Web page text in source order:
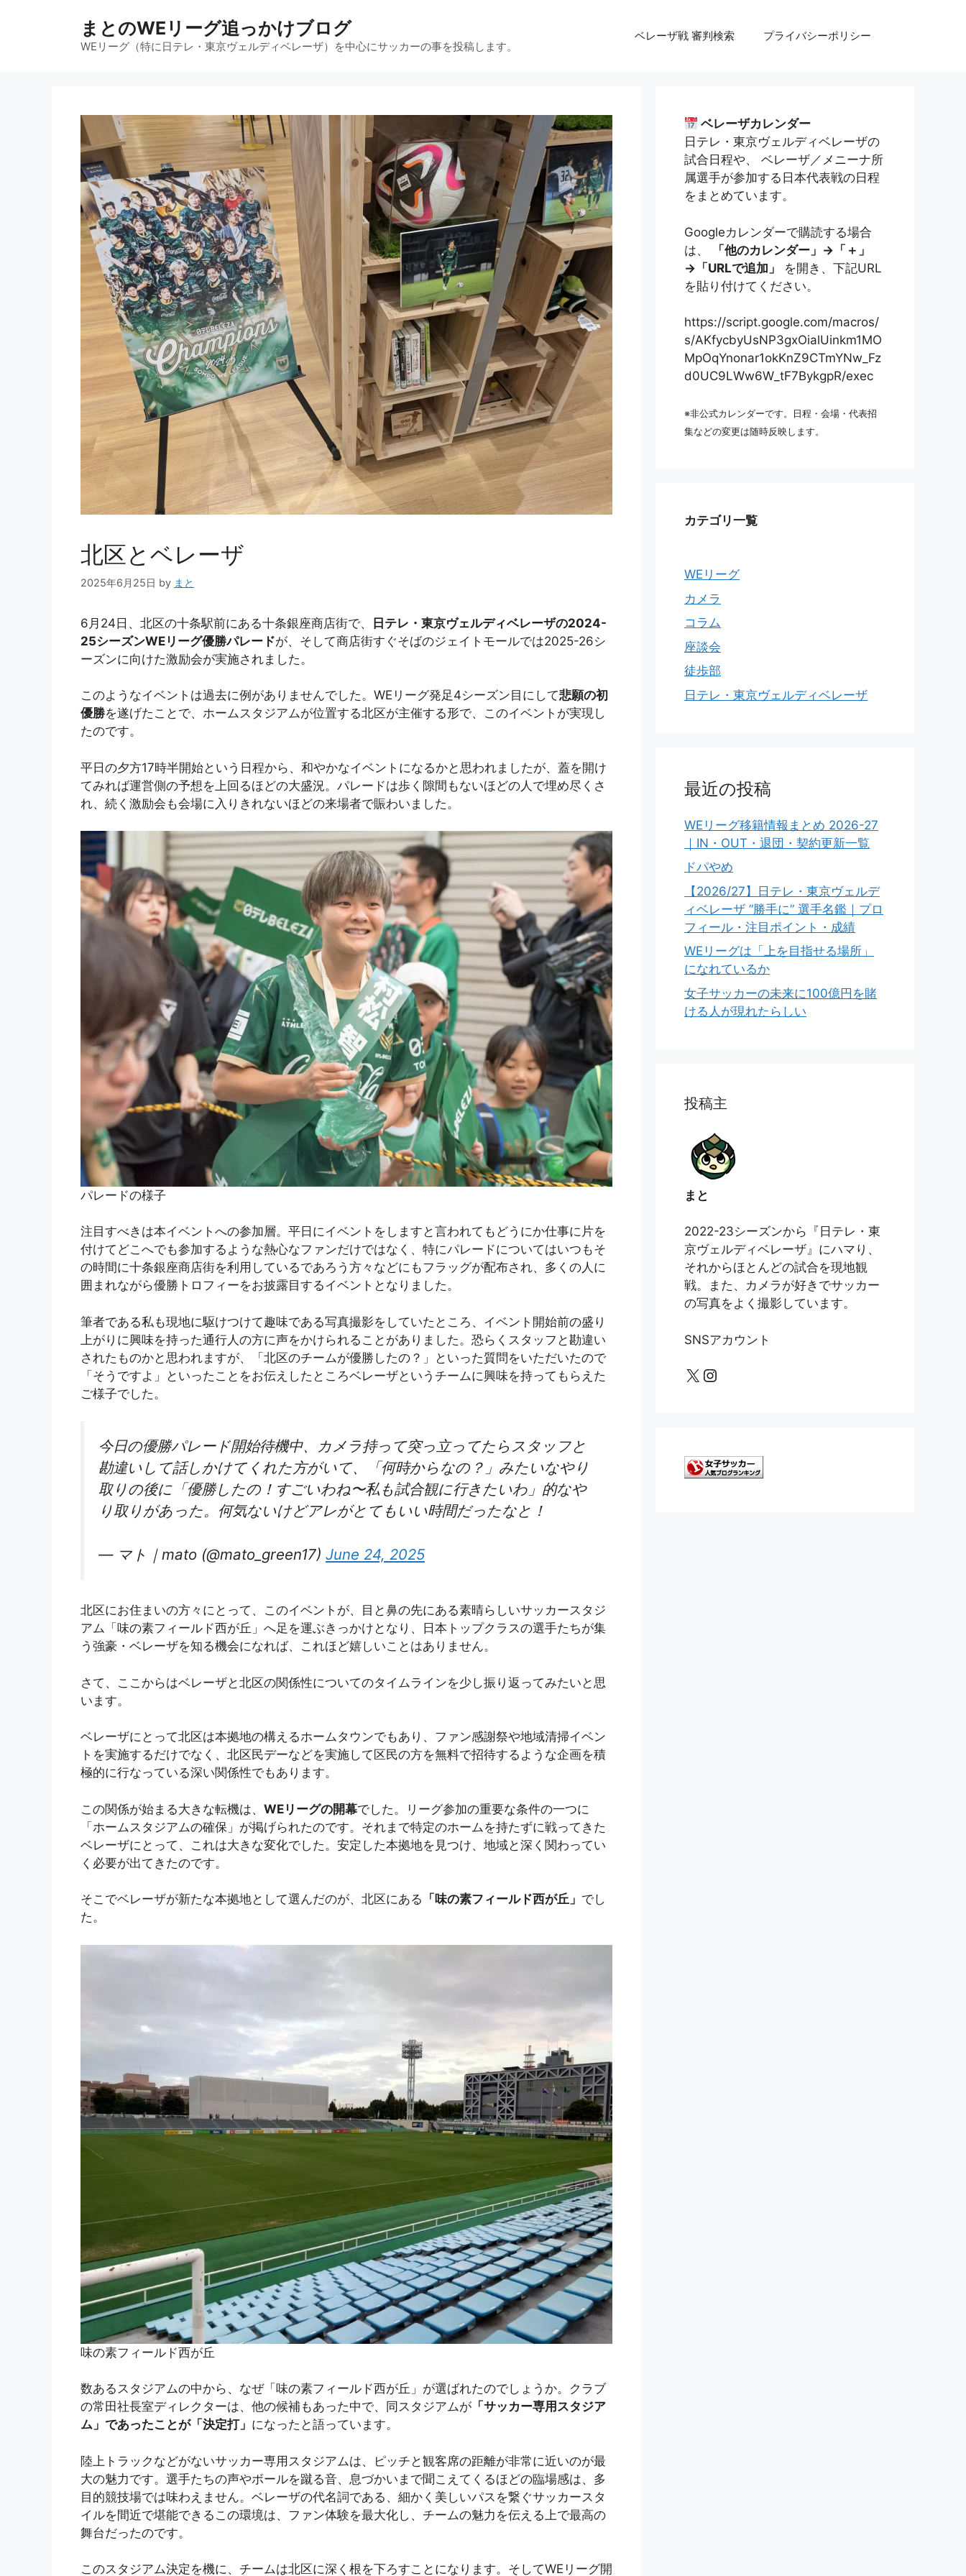
まとのWEリーグ追っかけブログ
WEリーグ（特に日テレ・東京ヴェルディベレーザ）を中心にサッカーの事を投稿します。
ベレーザ戦 審判検索 プライバシーポリシー
北区とベレーザ
2025年6月25日 by まと
6月24日、北区の十条駅前にある十条銀座商店街で、 日テレ・東京ヴェルディベレーザの2024-
25シーズンWEリーグ優勝パレードが、そして商店街すぐそばのジェイトモールでは2025-26シ
ーズンに向けた激励会が実施されました。
このようなイベントは過去に例がありませんでした。WEリーグ発足4シーズン目にして悲願の初
優勝を遂げたことで、ホームスタジアムが位置する北区が主催する形で、このイベントが実現し
たのです。
平日の夕方17時半開始という日程から、和やかなイベントになるかと思われましたが、蓋を開け
てみれば運営側の予想を上回るほどの大盛況。パレードは歩く隙間もないほどの人で埋め尽くさ
れ、続く激励会も会場に入りきれないほどの来場者で賑わいました。
パレードの様子
注目すべきは本イベントへの参加層。平日にイベントをしますと言われてもどうにか仕事に片を
付けてどこへでも参加するような熱心なファンだけではなく、特にパレードについてはいつもそ
の時間に十条銀座商店街を利用しているであろう方々などにもフラッグが配布され、多くの人に
囲まれながら優勝トロフィーをお披露目するイベントとなりました。
筆者である私も現地に駆けつけて趣味である写真撮影をしていたところ、イベント開始前の盛り
上がりに興味を持った通行人の方に声をかけられることがありました。恐らくスタッフと勘違い
されたものかと思われますが、「北区のチームが優勝したの？」といった質問をいただいたので
「そうですよ」といったことをお伝えしたところベレーザというチームに興味を持ってもらえた
ご様子でした。
今日の優勝パレード開始待機中、カメラ持って突っ立ってたらスタッフと
勘違いして話しかけてくれた方がいて、「何時からなの？」みたいなやり
取りの後に「優勝したの！すごいわね〜私も試合観に行きたいわ」的なや
り取りがあった。何気ないけどアレがとてもいい時間だったなと！
— マト｜mato (@mato_green17) June 24, 2025
北区にお住まいの方々にとって、このイベントが、目と鼻の先にある素晴らしいサッカースタジ
アム「味の素フィールド西が丘」へ足を運ぶきっかけとなり、日本トップクラスの選手たちが集
う強豪・ベレーザを知る機会になれば、これほど嬉しいことはありません。
さて、ここからはベレーザと北区の関係性についてのタイムラインを少し振り返ってみたいと思
います。
ベレーザにとって北区は本拠地の構えるホームタウンでもあり、ファン感謝祭や地域清掃イベン
トを実施するだけでなく、北区民デーなどを実施して区民の方を無料で招待するような企画を積
極的に行なっている深い関係性でもあります。
この関係が始まる大きな転機は、 WEリーグの開幕でした。リーグ参加の重要な条件の一つに
「ホームスタジアムの確保」が掲げられたのです。それまで特定のホームを持たずに戦ってきた
ベレーザにとって、これは大きな変化でした。安定した本拠地を見つけ、地域と深く関わってい
く必要が出てきたのです。
そこでベレーザが新たな本拠地として選んだのが、北区にある 「味の素フィールド西が丘」 でし
た。
味の素フィールド西が丘
数あるスタジアムの中から、なぜ「味の素フィールド西が丘」が選ばれたのでしょうか。クラブ
の常田社長室ディレクターは、他の候補もあった中で、同スタジアムが 「サッカー専用スタジア
ム」であったことが「決定打」 になったと語っています。
陸上トラックなどがないサッカー専用スタジアムは、ピッチと観客席の距離が非常に近いのが最
大の魅力です。選手たちの声やボールを蹴る音、息づかいまで聞こえてくるほどの臨場感は、多
目的競技場では味わえません。ベレーザの代名詞である、細かく美しいパスを繋ぐサッカースタ
イルを間近で堪能できるこの環境は、ファン体験を最大化し、チームの魅力を伝える上で最高の
舞台だったのです。
このスタジアム決定を機に、チームは北区に深く根を下ろすことになります。そしてWEリーグ開
ベレーザカレンダー
日テレ・東京ヴェルディベレーザの
試合日程や、 ベレーザ／メニーナ所
属選手が参加する日本代表戦の日程
をまとめています。
Googleカレンダーで購読する場合
は、
「他のカレンダー」→「＋」
→「URLで追加」
を開き、下記URL
を貼り付けてください。
https://script.google.com/macros/
s/AKfycbyUsNP3gxOialUinkm1MO
MpOqYnonar1okKnZ9CTmYNw_Fz
d0UC9LWw6W_tF7BykgpR/exec
※非公式カレンダーです。日程・会場・代表招
集などの変更は随時反映します。
カテゴリ一覧
WEリーグ
カメラ
コラム
座談会
徒歩部
日テレ・東京ヴェルディベレーザ
最近の投稿
WEリーグ移籍情報まとめ 2026-27
｜IN・OUT・退団・契約更新一覧
ドパやめ
【2026/27】日テレ・東京ヴェルデ
ィベレーザ ”勝手に” 選手名鑑｜プロ
フィール・注目ポイント・成績
WEリーグは「上を目指せる場所」
になれているか
女子サッカーの未来に100億円を賭
ける人が現れたらしい
投稿主
まと
2022-23シーズンから『日テレ・東
京ヴェルディベレーザ』にハマり、
それからほとんどの試合を現地観
戦。また、カメラが好きでサッカー
の写真をよく撮影しています。
SNSアカウント
X Instagram